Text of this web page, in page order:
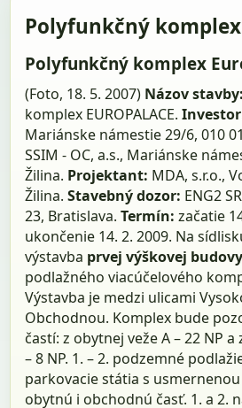
Polyfunkčný
Polyfunkčný komplex
(Foto, 18. 5. 2007) Názov stavby:
komplex EUROPALACE.
Mariánske námestie 29/6, 010
SSIM - OC, a.s., Mariánske
Žilina. Projektant: MDA, s.r.o.,
Žilina.Stavebný dozor: ENG2
23, Bratislava.Termín: začatie
ukončenie 14. 2. 2009. Na
výstavba prvej výškovej
podlažného viacúčelového
Výstavba je medzi ulicami
Obchodnou. Komplex bude
častí: z obytnej veže A – 22 NP
– 8 NP. 1. – 2. podzemné
parkovacie státia s
obytnú i obchodnú časť. 1. a 2.